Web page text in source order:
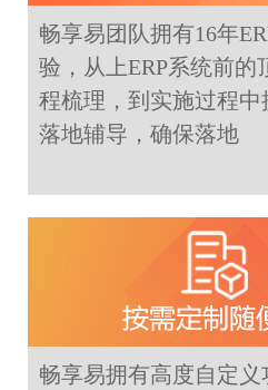
畅享易团队拥有16年
验，从上ERP系统前的
程梳理，到实施过程中
落地辅导，确保落地
畅享易拥有高度自定义